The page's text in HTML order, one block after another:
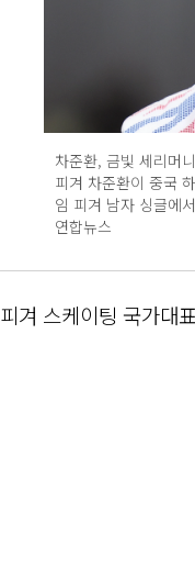
차준환, 금빛 세리머니
피겨 차준환이 중국
임 피겨 남자 싱글에
연합뉴스
피겨 스케이팅 국가대